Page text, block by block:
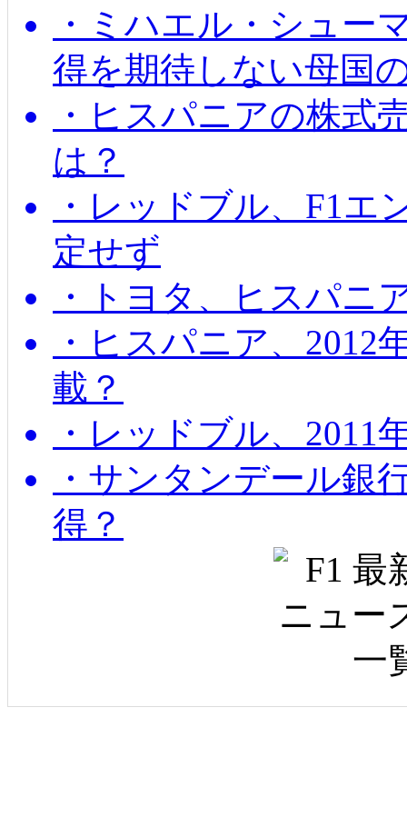
・ミハエル・シュー
得を期待しない母国
・ヒスパニアの株式
は？
・レッドブル、F1エ
定せず
・トヨタ、ヒスパニ
・ヒスパニア、2012
載？
・レッドブル、2011
・サンタンデール銀
得？